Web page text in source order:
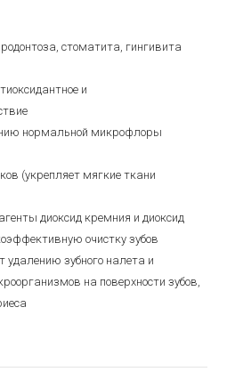
стоматита, гингивита
и
нормальной микрофлоры
(укрепляет мягкие ткани
диоксид кремния и диоксид
очистку зубов
удалению зубного налета и
на поверхности зубов,